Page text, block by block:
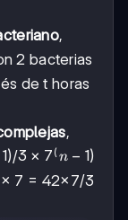
,
2 bacterias
de t horas
,
1)/3×7^(n-
1)
3 × 7 (n − 1)
7 = 42×7/3